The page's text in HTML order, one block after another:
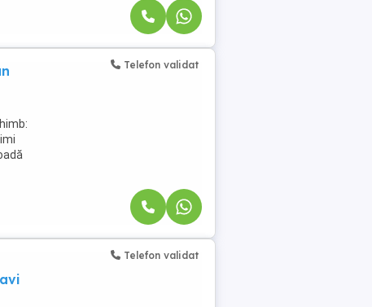
Telefon validat
Telefon validat